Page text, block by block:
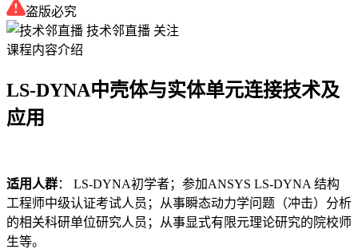
盗版必究
技术邻直播 关注
课程内容介绍
LS-DYNA中壳体与实体单元连接技术及
应用
适用人群： LS-DYNA初学者；参加ANSYS LS-DYNA 结构
工程师中级认证考试人员；从事瞬态动力学问题（冲击）分析
的相关科研单位研究人员；从事显式有限元理论研究的院校师
生等。